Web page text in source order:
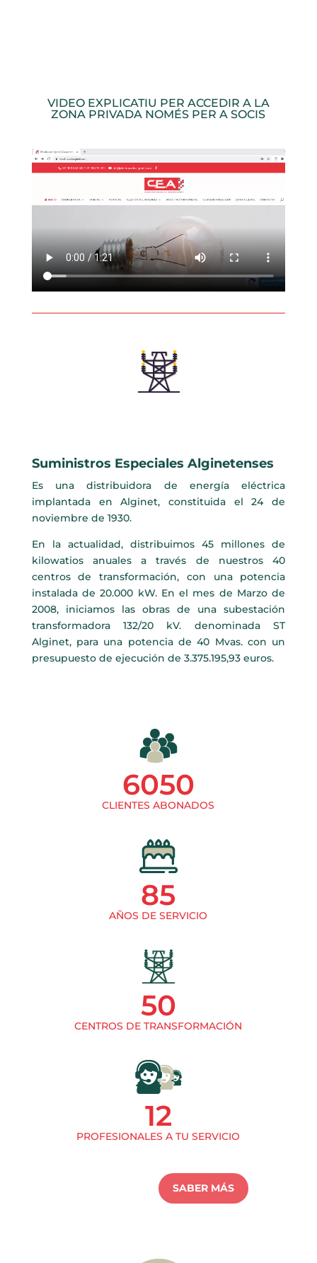
VIDEO EXPLICATIU PER ACCEDIR A LA
ZONA PRIVADA NOMÉS PER A SOCIS
Suministros Especiales Alginetenses
Es una distribuidora de energía eléctrica
implantada en Alginet, constituida el 24 de
noviembre de 1930.
En la actualidad, distribuimos 45 millones de
kilowatios anuales a través de nuestros 40
centros de transformación, con una potencia
instalada de 20.000 kW. En el mes de Marzo de
2008, iniciamos las obras de una subestación
transformadora 132/20 kV. denominada ST
Alginet, para una potencia de 40 Mvas. con un
presupuesto de ejecución de 3.375.195,93 euros.
6050
CLIENTES ABONADOS
85
AÑOS DE SERVICIO
50
CENTROS DE TRANSFORMACIÓN
12
PROFESIONALES A TU SERVICIO
SABER MÁS